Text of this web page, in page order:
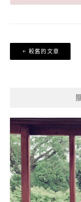
文
章
較舊的文章